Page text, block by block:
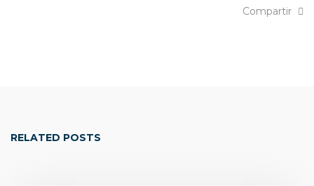
Compartir
RELATED POSTS